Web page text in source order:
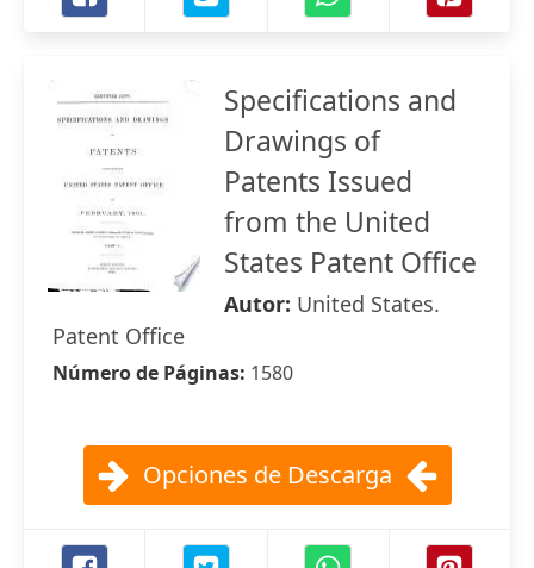
Specifications and
Drawings of
Patents Issued
from the United
States Patent Office
Autor: United States.
Patent Office
Número de Páginas: 1580
Opciones de Descarga